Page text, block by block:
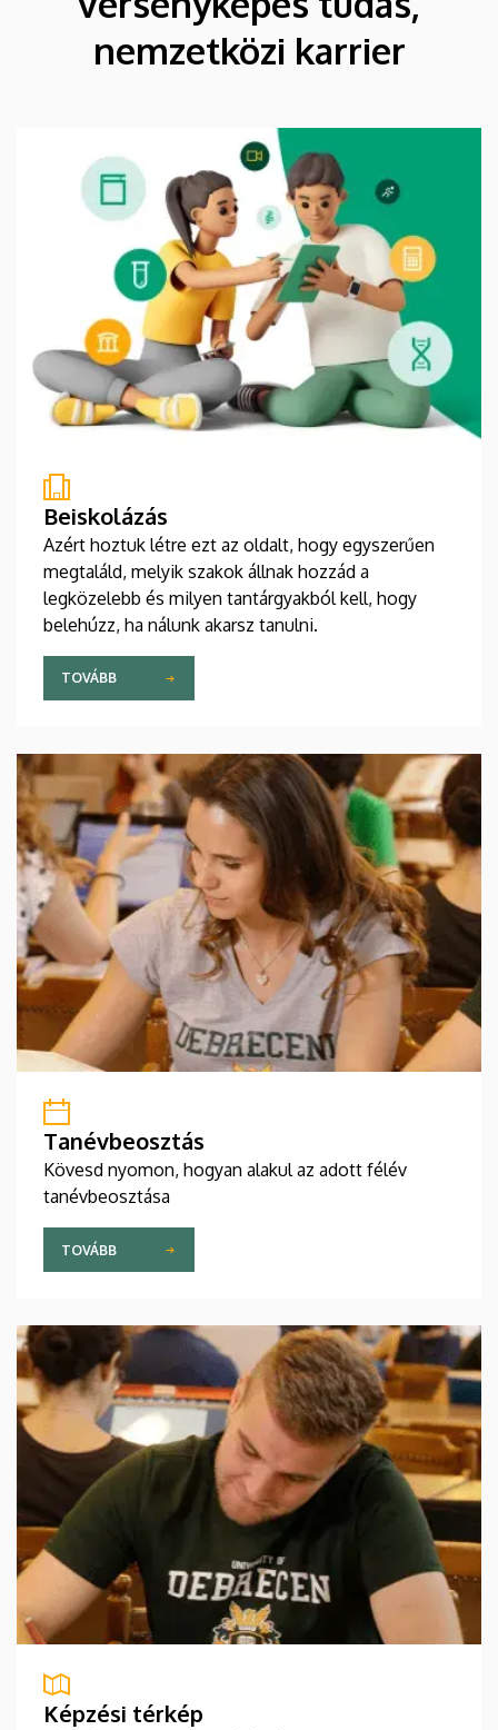
nemzetközi karrier
Beiskolázás
Azért hoztuk létre ezt az oldalt, hogy egyszerűen
megtaláld, melyik szakok állnak hozzád a
legközelebb és milyen tantárgyakból kell, hogy
belehúzz, ha nálunk akarsz tanulni.
TOVÁBB
Tanévbeosztás
Kövesd nyomon, hogyan alakul az adott félév
tanévbeosztása
TOVÁBB
Képzési térkép